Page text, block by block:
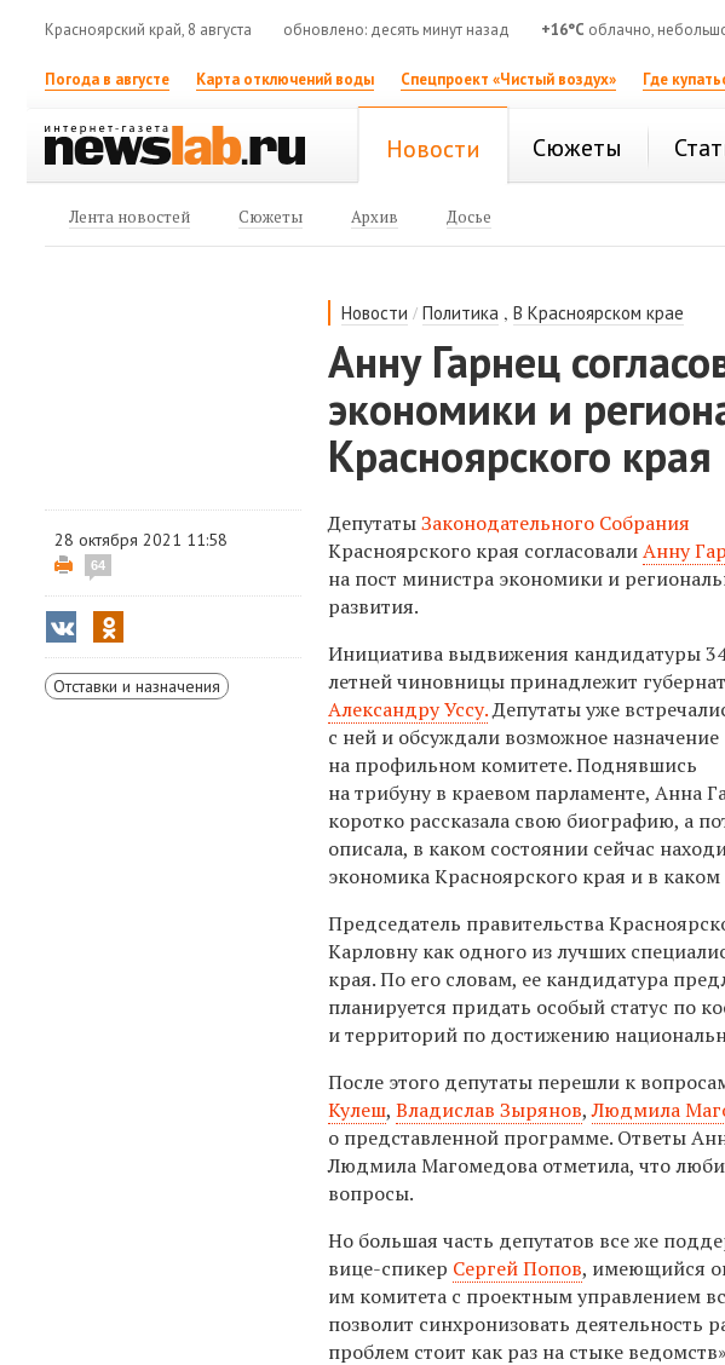
Красноярский край, 8 августа обновлено: десять минут назад +16°C облачно,
Погода в августе Карта отключений воды Спецпроект «Чистый воздух» Где
Новости Сюжеты
Лента новостей Сюжеты Архив Досье
Новости /Политика ,В Красноярском крае
Анну Гарнец
экономики и
Красноярского края
28 октября 2021 11:58
64
Отставки и назначения
ДепутатыЗаконодательного Собрания
Красноярского края согласовалиАнну
на пост министра экономики и
развития.
Инициатива выдвижения кандидатуры
летней чиновницы принадлежит
Александру Уссу.Депутаты уже
с ней и обсуждали возможное назначение
на профильном комитете. Поднявшись
на трибуну в краевом парламенте, Анна
коротко рассказала свою биографию, а
описала, в каком состоянии сейчас
экономика Красноярского края и в
Председатель правительства
Карловну как одного из лучших
края. По его словам, ее кандидатура
планируется придать особый статус по
и территорий по достижению
После этого депутаты перешли к
Кулеш,Владислав Зырянов,Людмила
о представленной программе. Ответы
Людмила Магомедова отметила, что
вопросы.
Но большая часть депутатов все же
вице-спикер Сергей Попов, имеющийся
им комитета с проектным управлением
позволит синхронизовать деятельность
проблем стоит как раз на стыке